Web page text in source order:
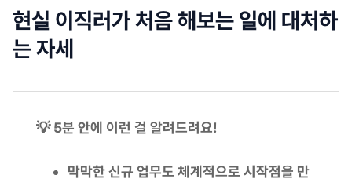
현실 이직러가 처음 해보는 일에 대처하
는 자세
💡 5분 안에 이런 걸 알려드려요!
막막한 신규 업무도 체계적으로 시작점을 만